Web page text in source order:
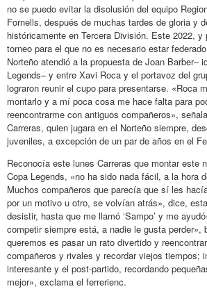
no se puedo evitar la disolusión del equipo
Fornells, después de muchas tardes de gloria y
históricamente en Tercera División. Este 2022, y
torneo para el que no es necesario estar
Norteño atendió a la propuesta de Joan Barber­–
Legends– y entre Xavi Roca y el portavoz del
lograron reunir el cupo para presentarse. «Roca
montarlo y a mí poca cosa me hace falta para
reencontrarme con antiguos compañeros»,
Carreras, quien jugara en el Norteño siempre,
juveniles, a excepción de un par de años en el
Reconocía este lunes Carreras que montar este
Copa Legends, «no ha sido nada fácil, a la hora
Muchos compañeros que parecía que sí les
por un motivo u otro, se volvían atrás», dice,
desistir, hasta que me llamó ‘Sampo’ y me
competir siempre está, a nadie le gusta perder»,
queremos es pasar un rato divertido y
compañeros y rivales y recordar viejos tiempos;
interesante y el post-partido, recordando
mejor», exclama el ferrerienc.